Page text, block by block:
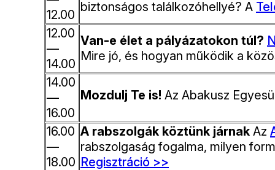
12.00
biztonságos találkozóhellyé? A
12.00
—
14.00
Van-e élet a pályázatokon túl?
Mire jó, és hogyan működik a
14.00
—
16.00
Mozdulj Te is! Az Abakusz
16.00
—
18.00
A rabszolgák köztünk járnak Az
rabszolgaság fogalma, milyen
Regisztráció >>